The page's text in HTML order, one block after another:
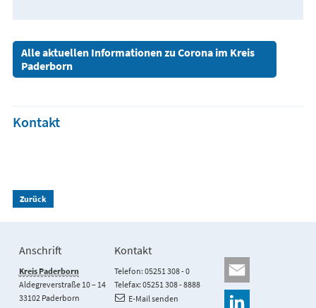
Alle aktuellen Informationen zu Corona im Kreis
Paderborn
Kontakt
Zurück
Anschrift
Kreis Paderborn
Aldegreverstraße 10 – 14
33102 Paderborn
Kontakt
Telefon: 05251 308 - 0
Telefax: 05251 308 - 8888
E-Mail senden